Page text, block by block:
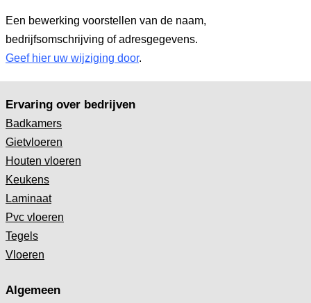
Een bewerking voorstellen van de naam,
bedrijfsomschrijving of adresgegevens.
Geef hier uw wijziging door.
Ervaring over bedrijven
Badkamers
Gietvloeren
Houten vloeren
Keukens
Laminaat
Pvc vloeren
Tegels
Vloeren
Algemeen